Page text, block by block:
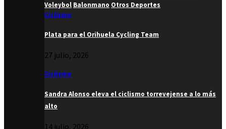
Voleybol Balonmano Otros Deportes
Ciclismo
Plata para el Orihuela Cycling Team
27 julio, 2026
Ciclismo
Sandra Alonso eleva el ciclismo torrevejense a lo más
alto
14 julio, 2026